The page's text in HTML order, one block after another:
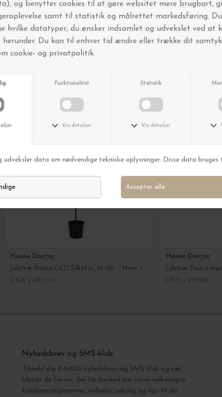
Andre købte også
House Doctor
Juletræ Peuce LED Silkefyr, H:180 - Hent selv
House Doctor
Juletræ Peuce
Nyhedsbrev og SMS-klub
Tilmeld dig KAiKUs nyhedsbrev og SMS klub og vær
blandt de første, der får besked om vores velbesøgte
kundearrangementer, nyheder, udsalg og tips til din